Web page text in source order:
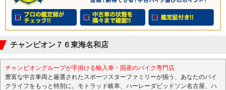
チャンピオン７６東海名和店
チャンピオングループが手掛ける輸入車・国産のバイク専門店
豊富な中古車両と厳選されたスポーツスターファミリーが揃う、あなたのバイ
クライフをもっと特別に。モトラッド岐阜、ハーレーダビッドソン名古屋、ハ